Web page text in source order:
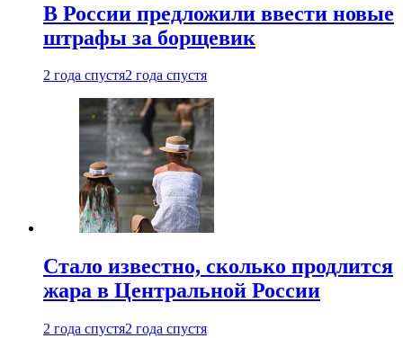
В России предложили ввести новые
штрафы за борщевик
2 года спустя2 года спустя
Стало известно, сколько продлится
жара в Центральной России
2 года спустя2 года спустя